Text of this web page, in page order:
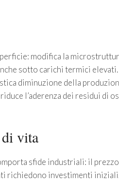
modifica la
sotto carichi termici
diminuzione della
l’aderenza dei residui di
vita
sfide industriali: il
richiedono investimenti